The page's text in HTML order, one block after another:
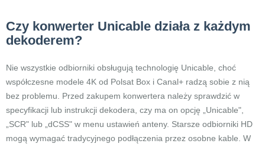
Czy konwerter Unicable działa z każdym
dekoderem?
Nie wszystkie odbiorniki obsługują technologię Unicable, choć
współczesne modele 4K od Polsat Box i Canal+ radzą sobie z nią
bez problemu. Przed zakupem konwertera należy sprawdzić w
specyfikacji lub instrukcji dekodera, czy ma on opcję „Unicable",
„SCR" lub „dCSS" w menu ustawień anteny. Starsze odbiorniki HD
mogą wymagać tradycyjnego podłączenia przez osobne kable. W